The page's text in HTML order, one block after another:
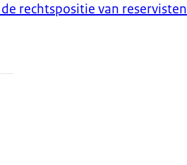
rechtspositie van reservisten